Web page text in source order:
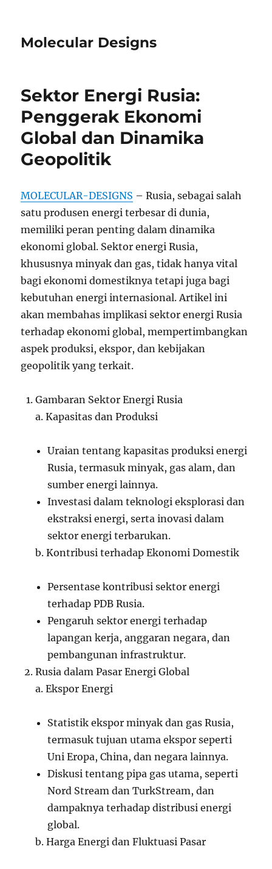
Molecular Designs
Sektor Energi Rusia:
Penggerak Ekonomi
Global dan Dinamika
Geopolitik
MOLECULAR-DESIGNS – Rusia, sebagai salah
satu produsen energi terbesar di dunia,
memiliki peran penting dalam dinamika
ekonomi global. Sektor energi Rusia,
khususnya minyak dan gas, tidak hanya vital
bagi ekonomi domestiknya tetapi juga bagi
kebutuhan energi internasional. Artikel ini
akan membahas implikasi sektor energi Rusia
terhadap ekonomi global, mempertimbangkan
aspek produksi, ekspor, dan kebijakan
geopolitik yang terkait.
Gambaran Sektor Energi Rusia
a. Kapasitas dan Produksi
Uraian tentang kapasitas produksi energi
Rusia, termasuk minyak, gas alam, dan
sumber energi lainnya.
Investasi dalam teknologi eksplorasi dan
ekstraksi energi, serta inovasi dalam
sektor energi terbarukan.
b. Kontribusi terhadap Ekonomi Domestik
Persentase kontribusi sektor energi
terhadap PDB Rusia.
Pengaruh sektor energi terhadap
lapangan kerja, anggaran negara, dan
pembangunan infrastruktur.
Rusia dalam Pasar Energi Global
a. Ekspor Energi
Statistik ekspor minyak dan gas Rusia,
termasuk tujuan utama ekspor seperti
Uni Eropa, China, dan negara lainnya.
Diskusi tentang pipa gas utama, seperti
Nord Stream dan TurkStream, dan
dampaknya terhadap distribusi energi
global.
b. Harga Energi dan Fluktuasi Pasar